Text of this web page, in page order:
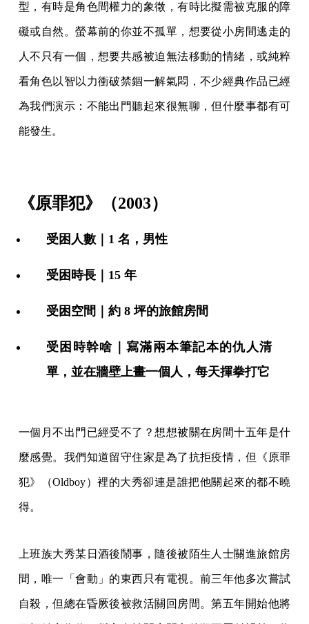
型，有時是角色間權力的象徵，有時比擬需被克服的障
礙或自然。螢幕前的你並不孤單，想要從小房間逃走的
人不只有一個，想要共感被迫無法移動的情緒，或純粹
看角色以智以力衝破禁錮一解氣悶，不少經典作品已經
為我們演示：不能出門聽起來很無聊，但什麼事都有可
能發生。
《原罪犯》（2003）
受困人數｜1 名，男性
受困時長｜15 年
受困空間｜約 8 坪的旅館房間
受困時幹啥｜寫滿兩本筆記本的仇人清
單，並在牆壁上畫一個人，每天揮拳打它
一個月不出門已經受不了？想想被關在房間十五年是什
麼感覺。我們知道留守住家是為了抗拒疫情，但《原罪
犯》（Oldboy）裡的大秀卻連是誰把他關起來的都不曉
得。
上班族大秀某日酒後鬧事，隨後被陌生人士關進旅館房
間，唯一「會動」的東西只有電視。前三年他多次嘗試
自殺，但總在昏厥後被救活關回房間。第五年開始他將